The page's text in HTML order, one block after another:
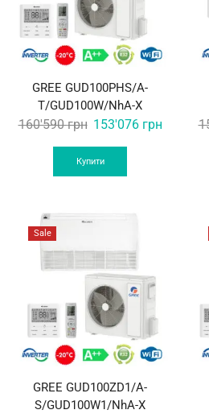
GREE GUD100PHS/A-
T/GUD100W/NhA-X
160'590грн Original
price
was:
160'590 грн.
153'076 грнCurrent
Купити
Sale
GREE GUD100ZD1/A-
S/GUD100W1/NhA-X